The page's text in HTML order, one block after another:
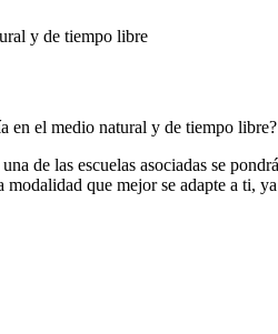
y de tiempo libre
en el medio natural y de tiempo libre?
de las escuelas asociadas se
que mejor se adapte a ti,